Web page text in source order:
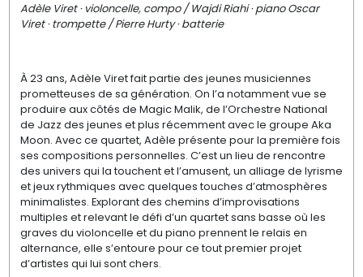
Adèle Viret · violoncelle, compo / Wajdi Riahi · piano Oscar
Viret · trompette / Pierre Hurty · batterie
À 23 ans, Adèle Viret fait partie des jeunes musiciennes
prometteuses de sa génération. On l’a notamment vue se
produire aux côtés de Magic Malik, de l’Orchestre National
de Jazz des jeunes et plus récemment avec le groupe Aka
Moon. Avec ce quartet, Adèle présente pour la première fois
ses compositions personnelles. C’est un lieu de rencontre
des univers qui la touchent et l’amusent, un alliage de lyrisme
et jeux rythmiques avec quelques touches d’atmosphères
minimalistes. Explorant des chemins d’improvisations
multiples et relevant le défi d’un quartet sans basse où les
graves du violoncelle et du piano prennent le relais en
alternance, elle s’entoure pour ce tout premier projet
d’artistes qui lui sont chers.